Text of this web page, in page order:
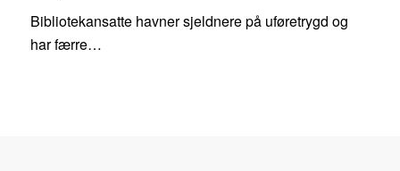
Bibliotekansatte havner sjeldnere på uføretrygd og
har færre…